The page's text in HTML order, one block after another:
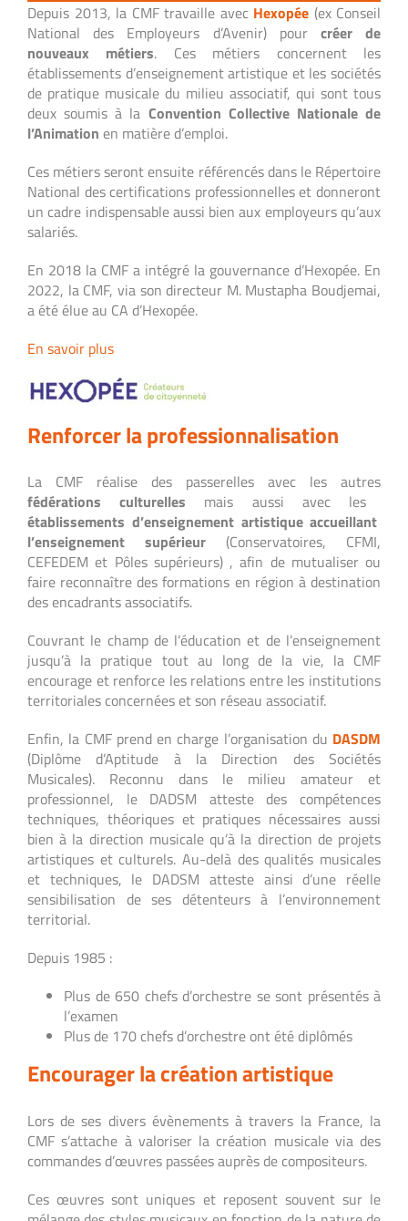
Depuis 2013, la CMF travaille avec Hexopée (ex Conseil
National des Employeurs d’Avenir) pour créer de
nouveaux métiers. Ces métiers concernent les
établissements d’enseignement artistique et les sociétés
de pratique musicale du milieu associatif, qui sont tous
deux soumis à la Convention Collective Nationale de
l’Animation en matière d’emploi.
Ces métiers seront ensuite référencés dans le Répertoire
National des certifications professionnelles et donneront
un cadre indispensable aussi bien aux employeurs qu’aux
salariés.
En 2018 la CMF a intégré la gouvernance d’Hexopée. En
2022, la CMF, via son directeur M. Mustapha Boudjemai,
a été élue au CA d’Hexopée.
En savoir plus
Renforcer la professionnalisation
La CMF réalise des passerelles avec les autres
fédérations culturelles mais aussi avec les
établissements d’enseignement artistique accueillant
l’enseignement supérieur (Conservatoires, CFMI,
CEFEDEM et Pôles supérieurs) , afin de mutualiser ou
faire reconnaître des formations en région à destination
des encadrants associatifs.
Couvrant le champ de l’éducation et de l’enseignement
jusqu’à la pratique tout au long de la vie, la CMF
encourage et renforce les relations entre les institutions
territoriales concernées et son réseau associatif.
Enfin, la CMF prend en charge l’organisation du DASDM
(Diplôme d’Aptitude à la Direction des Sociétés
Musicales). Reconnu dans le milieu amateur et
professionnel, le DADSM atteste des compétences
techniques, théoriques et pratiques nécessaires aussi
bien à la direction musicale qu’à la direction de projets
artistiques et culturels. Au-delà des qualités musicales
et techniques, le DADSM atteste ainsi d’une réelle
sensibilisation de ses détenteurs à l’environnement
territorial.
Depuis 1985 :
Plus de 650 chefs d’orchestre se sont présentés à
l’examen
Plus de 170 chefs d’orchestre ont été diplômés
Encourager la création artistique
Lors de ses divers évènements à travers la France, la
CMF s’attache à valoriser la création musicale via des
commandes d’œuvres passées auprès de compositeurs.
Ces œuvres sont uniques et reposent souvent sur le